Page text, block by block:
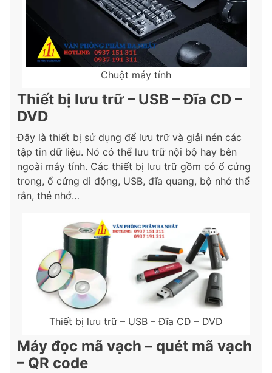
Chuột máy tính
Thiết bị lưu trữ – USB – Đĩa CD –
DVD
Đây là thiết bị sử dụng để lưu trữ và giải nén các
tập tin dữ liệu. Nó có thể lưu trữ nội bộ hay bên
ngoài máy tính. Các thiết bị lưu trữ gồm có ổ cứng
trong, ổ cứng di động, USB, đĩa quang, bộ nhớ thể
rắn, thẻ nhớ…
Thiết bị lưu trữ – USB – Đĩa CD – DVD
Máy đọc mã vạch – quét mã vạch
– QR code